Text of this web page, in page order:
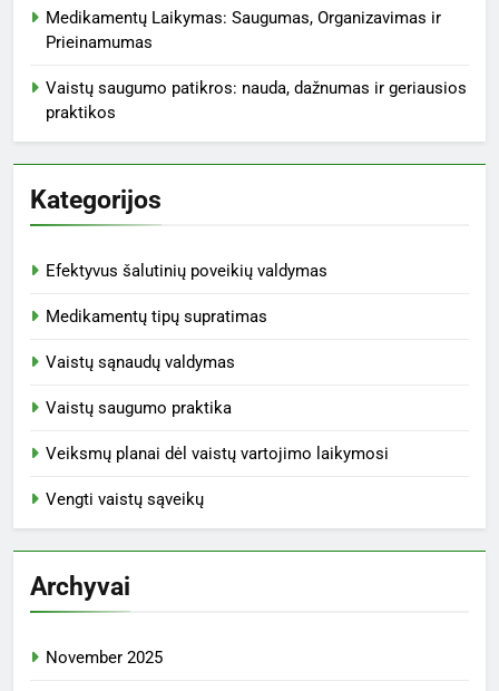
Medikamentų Laikymas: Saugumas, Organizavimas ir
Prieinamumas
Vaistų saugumo patikros: nauda, dažnumas ir geriausios
praktikos
Kategorijos
Efektyvus šalutinių poveikių valdymas
Medikamentų tipų supratimas
Vaistų sąnaudų valdymas
Vaistų saugumo praktika
Veiksmų planai dėl vaistų vartojimo laikymosi
Vengti vaistų sąveikų
Archyvai
November 2025